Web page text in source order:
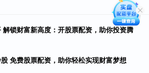
解锁财富新高度：开股票配资，助你投资腾
免费股票配资，助你轻松实现财富梦想